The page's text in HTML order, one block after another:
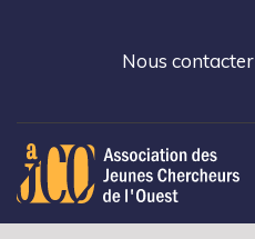
Nous contacter